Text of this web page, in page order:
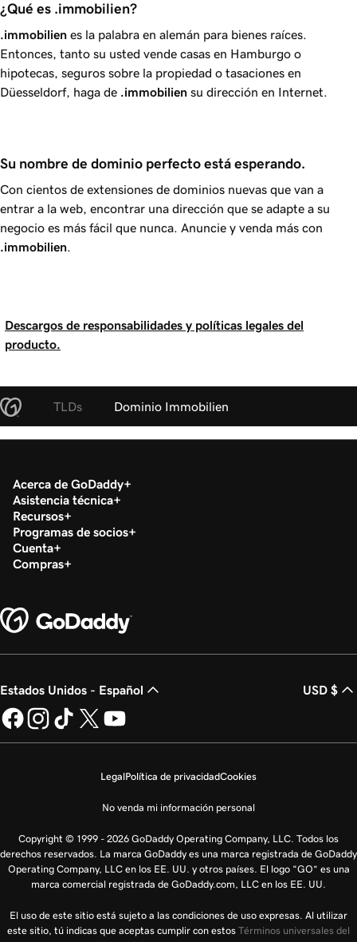
¿Qué es .immobilien?
.immobilien es la palabra en alemán para bienes raíces.
Entonces, tanto su usted vende casas en Hamburgo o
hipotecas, seguros sobre la propiedad o tasaciones en
Düesseldorf, haga de .immobilien su dirección en Internet.
Su nombre de dominio perfecto está esperando.
Con cientos de extensiones de dominios nuevas que van a
entrar a la web, encontrar una dirección que se adapte a su
negocio es más fácil que nunca. Anuncie y venda más con
.immobilien
Descargos de responsabilidades y políticas legales del
producto.
TLDs Dominio Immobilien
Acerca de GoDaddy
Asistencia técnica
Recursos
Programas de socios
Cuenta
Compras
Estados Unidos - Español USD $
LegalPolítica de privacidadCookies
No venda mi información personal
Copyright © 1999 - 2026 GoDaddy Operating Company, LLC. Todos los
derechos reservados. La marca GoDaddy es una marca registrada de GoDaddy
Operating Company, LLC en los EE. UU. y otros países. El logo “GO” es una
marca comercial registrada de GoDaddy.com, LLC en los EE. UU.
El uso de este sitio está sujeto a las condiciones de uso expresas. Al utilizar
este sitio, tú indicas que aceptas cumplir con estos Términos universales del